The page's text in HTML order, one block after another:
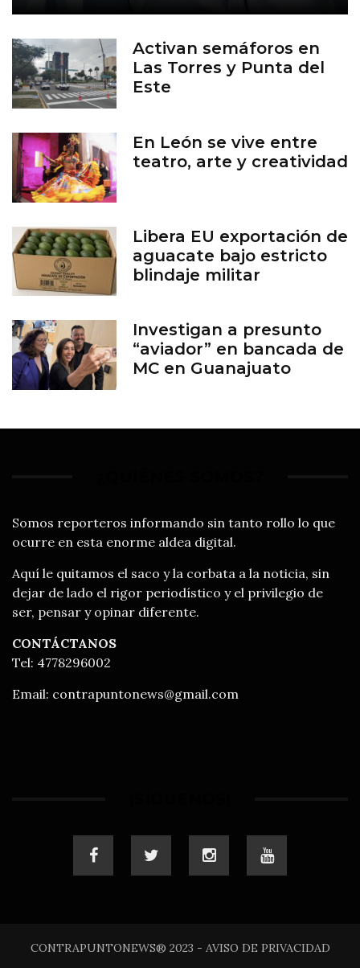
Activan semáforos en
Las Torres y Punta del
Este
En León se vive entre
teatro, arte y creatividad
Libera EU exportación de
aguacate bajo estricto
blindaje militar
Investigan a presunto
“aviador” en bancada de
MC en Guanajuato
Somos reporteros informando sin tanto rollo lo que
ocurre en esta enorme aldea digital.
Aquí le quitamos el saco y la corbata a la noticia, sin
dejar de lado el rigor periodístico y el privilegio de
ser, pensar y opinar diferente.
CONTÁCTANOS
Tel: 4778296002
Email: contrapuntonews@gmail.com
CONTRAPUNTONEWS® 2023 - AVISO DE PRIVACIDAD